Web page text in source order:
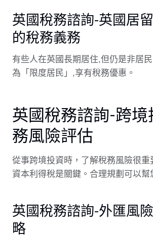
英國稅務諮詢-英國居
的稅務義務
有些人在英國長期居住,但仍是非居
為「限度居民」,享有稅務優惠。
英國稅務諮詢-跨境
務風險評估
從事跨境投資時，了解稅務風險很重
資本利得稅是關鍵。合理規劃可以幫
英國稅務諮詢-外匯風
略